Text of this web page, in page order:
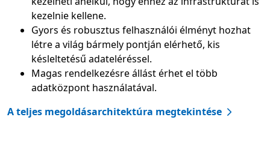
kezelnie kellene.
Gyors és robusztus felhasználói élményt hozhat
létre a világ bármely pontján elérhető, kis
késleltetésű adateléréssel.
Magas rendelkezésre állást érhet el több
adatközpont használatával.
A teljes megoldásarchitektúra megtekintése